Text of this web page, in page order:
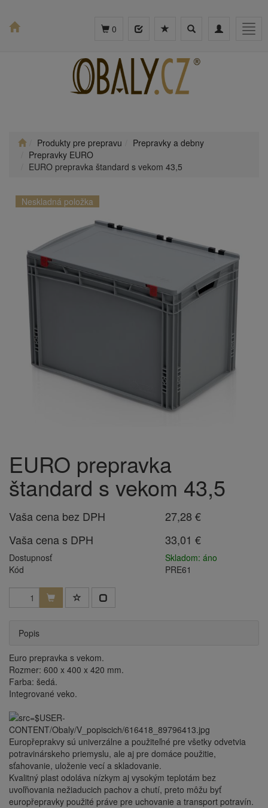
Toggle
Toggle
0
Produkty pre prepravu
Prepravky a debny
Prepravky EURO
EURO prepravka štandard s vekom 43,5
Neskladná položka
EURO prepravka
štandard s vekom 43,5
Vaša cena bez DPH
27,28 €
Vaša cena s DPH
33,01 €
Dostupnosť
Skladom: áno
Kód
PRE61
Popis
Euro prepravka s vekom.
Rozmer: 600 x 400 x 420 mm.
Farba: šedá.
Integrované veko.
Europřeprakvy sú univerzálne a použiteľné pre všetky odvetvia
potravinárskeho priemyslu, ale aj pre domáce použitie,
sťahovanie, uloženie vecí a skladovanie.
Kvalitný plast odoláva nízkym aj vysokým teplotám bez
uvoľňovania nežiaducich pachov a chutí, preto môžu byť
europřepravky použité práve pre uchovanie a transport potravín.